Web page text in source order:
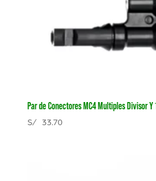
Par de Conectores MC4 Multiples Divisor Y
S/33.70